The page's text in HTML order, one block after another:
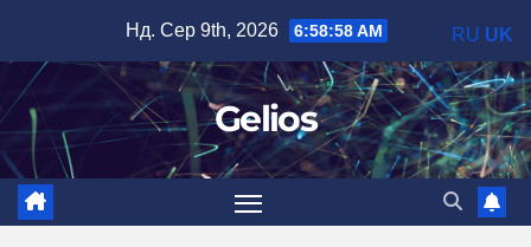
вмісту
Нд. Сер 9th, 2026 6:58:59 AM
Gelios
RU UK